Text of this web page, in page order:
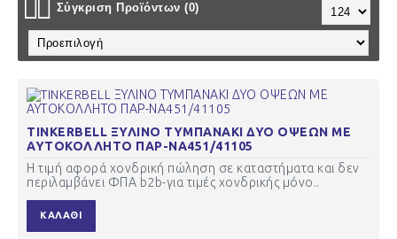
Σύγκριση Προϊόντων (0)
TINKERBELL ΞΥΛΙΝΟ ΤΥΜΠΑΝΑΚΙ ΔΥΟ ΟΨΕΩΝ ΜΕ
ΑΥΤΟΚΟΛΛΗΤΟ ΠΑΡ-ΝΑ451/41105
Η τιμή αφορά χονδρική πώληση σε καταστήματα και δεν
περιλαμβάνει ΦΠΑ b2b-για τιμές χονδρικής μόνο..
ΚΑΛΆΘΙ